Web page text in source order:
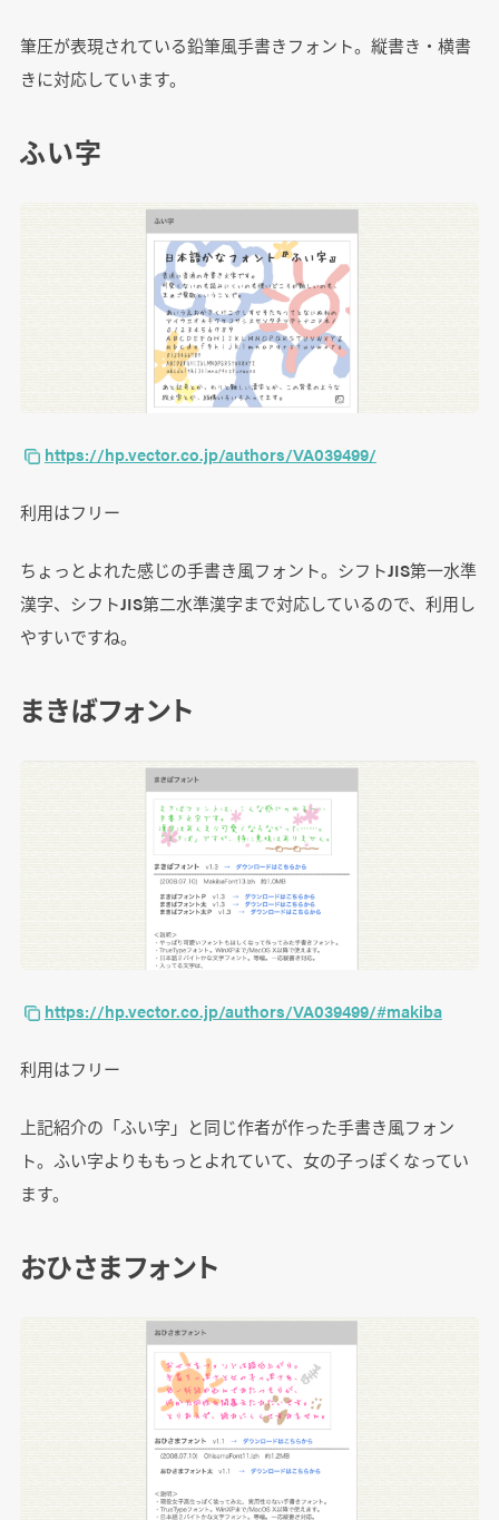
筆圧が表現されている鉛筆風手書きフォント。縦書き・横書
きに対応しています。
ふい字
https://hp.vector.co.jp/authors/VA039499/
利用はフリー
ちょっとよれた感じの手書き風フォント。シフトJIS第一水準
漢字、シフトJIS第二水準漢字まで対応しているので、利用し
やすいですね。
まきばフォント
https://hp.vector.co.jp/authors/VA039499/#makiba
利用はフリー
上記紹介の「ふい字」と同じ作者が作った手書き風フォン
ト。ふい字よりももっとよれていて、女の子っぽくなってい
ます。
おひさまフォント